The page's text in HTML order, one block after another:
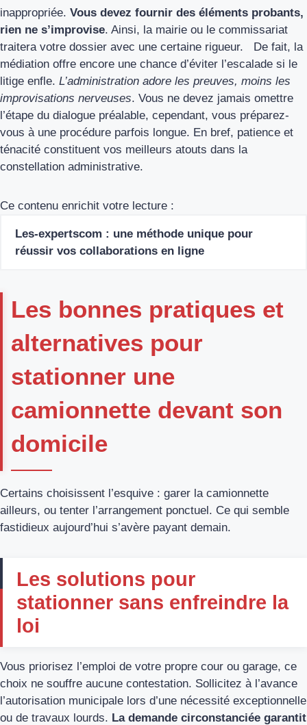
inappropriée. Vous devez fournir des éléments probants,
rien ne s’improvise. Ainsi, la mairie ou le commissariat
traitera votre dossier avec une certaine rigueur. De fait, la
médiation offre encore une chance d’éviter l’escalade si le
litige enfle. L’administration adore les preuves, moins les
improvisations nerveuses. Vous ne devez jamais omettre
l’étape du dialogue préalable, cependant, vous préparez-
vous à une procédure parfois longue. En bref, patience et
ténacité constituent vos meilleurs atouts dans la
constellation administrative.
Ce contenu enrichit votre lecture :
Les-expertscom : une méthode unique pour
réussir vos collaborations en ligne
Les bonnes pratiques et
alternatives pour
stationner une
camionnette devant son
domicile
Certains choisissent l’esquive : garer la camionnette
ailleurs, ou tenter l’arrangement ponctuel. Ce qui semble
fastidieux aujourd’hui s’avère payant demain.
Les solutions pour
stationner sans enfreindre la
loi
Vous priorisez l’emploi de votre propre cour ou garage, ce
choix ne souffre aucune contestation. Sollicitez à l’avance
l’autorisation municipale lors d’une nécessité exceptionnelle
ou de travaux lourds. La demande circonstanciée garantit